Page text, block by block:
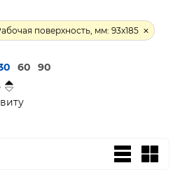
поверхность, мм: 93x185
60
90